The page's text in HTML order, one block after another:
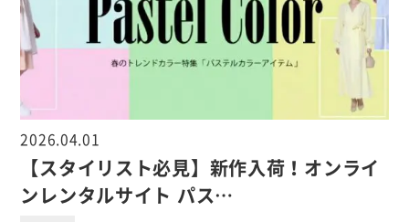
2026.04.01
【スタイリスト必見】新作入荷！オンライ
ンレンタルサイト パス…